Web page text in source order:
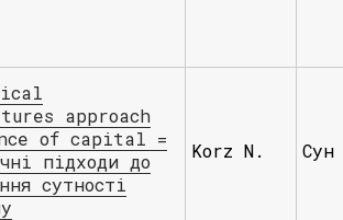
approach
of capital =
підходи до
сутності
Korz N. Сун